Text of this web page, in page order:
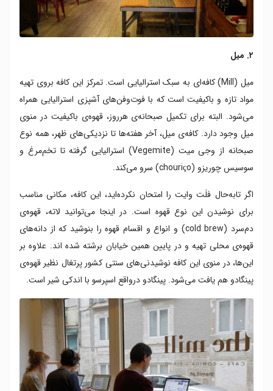
۲. میل
میل (Mill) کافه‌ای به سبک استرالیایی است. تمرکز این کافه بروی تهیه
مواد تازه و باکیفیت است که با فوت‌وفن‌های آشپزی استرالیایی همراه
می‌شود. البته برای تکمیل صبحانه‌‌ی هرروز، قهوه‌ی باکیفیت در منوی
میل وجود دارد. کافه‌ی میل، آخر هفته‌ها تا نزدیکی‌های ظهر، همه نوع
صبحانه از وجی میت (Vegemite) استرالیایی گرفته تا تخم‌مرغ و
سوسیس چوریزو (chouriço) سرو می‌کند.
اگر تابه‌حال فلَت وایت را امتحان نکرده‌اید، این کافه، مکانی مناسب
برای نوشیدن این نوع قهوه ‌است. در اینجا می‌توانید لاته، قهوه‌ی
دم‌سرد (cold brew) و انواع و اقسام قهوه را بنوشید که از دانه‌های
قهوه‌ی محلی تهیه و در پایین همین خیابان برشته شده اند. علاوه بر
این‌ها، در منوی این کافه نوشیدنی‌های‌ سنتی کشور پرتغال نظیر قهوه‌ی
پینگادو هم یافت می‌شود. پینگادو درواقع اسپرسو با اندکی شیر است.